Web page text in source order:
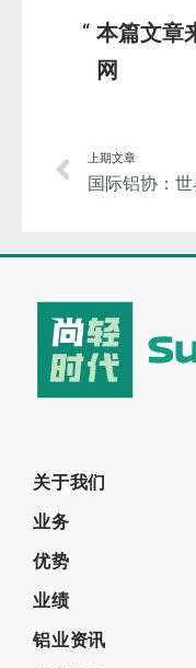
本篇文章
网
上期文章
关于我们
业务
优势
业绩
铝业资讯